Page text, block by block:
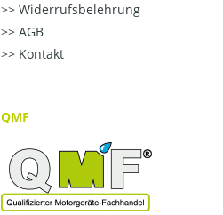
Widerrufsbelehrung
AGB
Kontakt
QMF